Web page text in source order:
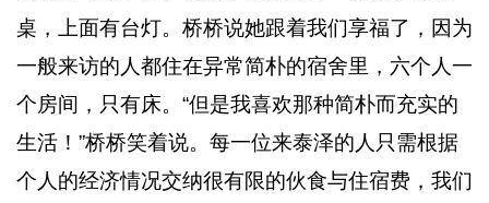
桌，上面有台灯。桥桥说她跟着我们享福了，因为
一般来访的人都住在异常简朴的宿舍里，六个人一
个房间，只有床。“但是我喜欢那种简朴而充实的
生活！”桥桥笑着说。每一位来泰泽的人只需根据
个人的经济情况交纳很有限的伙食与住宿费，我们